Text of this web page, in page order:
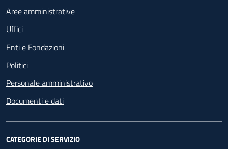
Aree amministrative
Uffici
Enti e Fondazioni
Politici
Personale amministrativo
Documenti e dati
CATEGORIE DI SERVIZIO